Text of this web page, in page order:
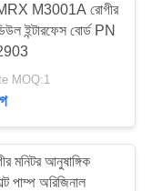
637
MRX M3001A রোগীর
ইন্টারফেস বোর্ড PN
MOQ:1
মনিটর আনুষাঙ্গিক
পাম্প অরিজিনাল